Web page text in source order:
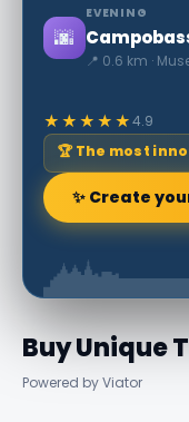
🌆
EVENING
📍 0.6 km ·
★★★★★4.9
🏆 The most
✨ Create
Buy Unique
Powered by Viator